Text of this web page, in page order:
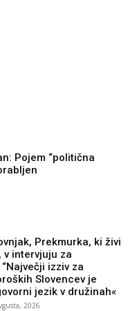
Pojem “politična
Prekmurka, ki živi
v intervjuju za
izziv za
Slovencev je
jezik v družinah«
2026